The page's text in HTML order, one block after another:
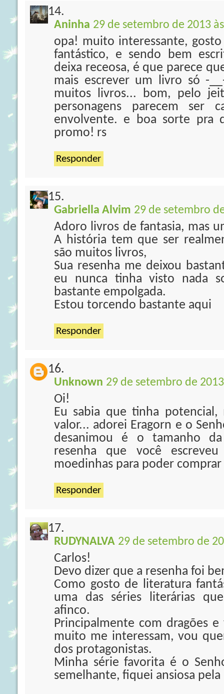
Aninha 29 de setembro de 2013
opa! muito interessante,
fantástico, e sendo bem
deixa receosa, é que parece
mais escrever um livro só -
muitos livros... bom, pelo
personagens parecem ser
envolvente. e boa sorte pra
promo! rs
Responder
Gabriella Alvim 29 de setembro
Adoro livros de fantasia, mas
A história tem que ser
são muitos livros,
Sua resenha me deixou
eu nunca tinha visto nada
bastante empolgada.
Estou torcendo bastante aqui
Responder
Unknown 29 de setembro de
Oi!
Eu sabia que tinha
valor... adorei Eragorn e o
desanimou é o tamanho
resenha que você
moedinhas para poder
Responder
RUDYNALVA 29 de setembro de
Carlos!
Devo dizer que a resenha foi
Como gosto de literatura
uma das séries literárias
afinco.
Principalmente com dragões
muito me interessam, vou
dos protagonistas.
Minha série favorita é o
semelhante, fiquei ansiosa